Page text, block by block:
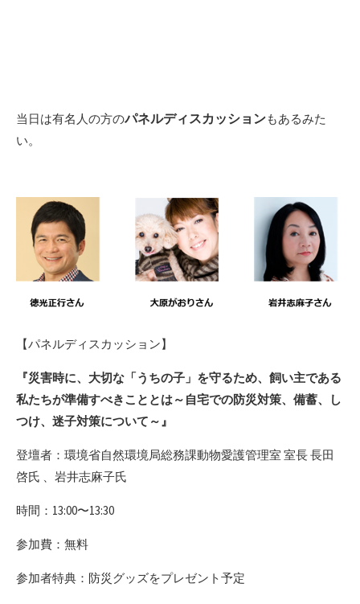
当日は有名人の方のパネルディスカッションもあるみた
い。
【パネルディスカッション】
『災害時に、大切な「うちの子」を守るため、飼い主である
私たちが準備すべきこととは～自宅での防災対策、備蓄、し
つけ、迷子対策について～』
登壇者：環境省自然環境局総務課動物愛護管理室 室長 長田
啓氏 、岩井志麻子氏
時間：13:00〜13:30
参加費：無料
参加者特典：防災グッズをプレゼント予定